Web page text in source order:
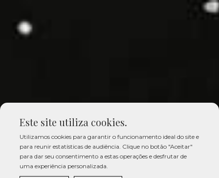
Este site utiliza cookies.
Utilizamos cookies para garantir o funcionamento ideal do site e
para reunir estatísticas de audiência. Clique no botão "Aceitar"
para dar seu consentimento a estas operações e desfrutar de
uma experiência personalizada.